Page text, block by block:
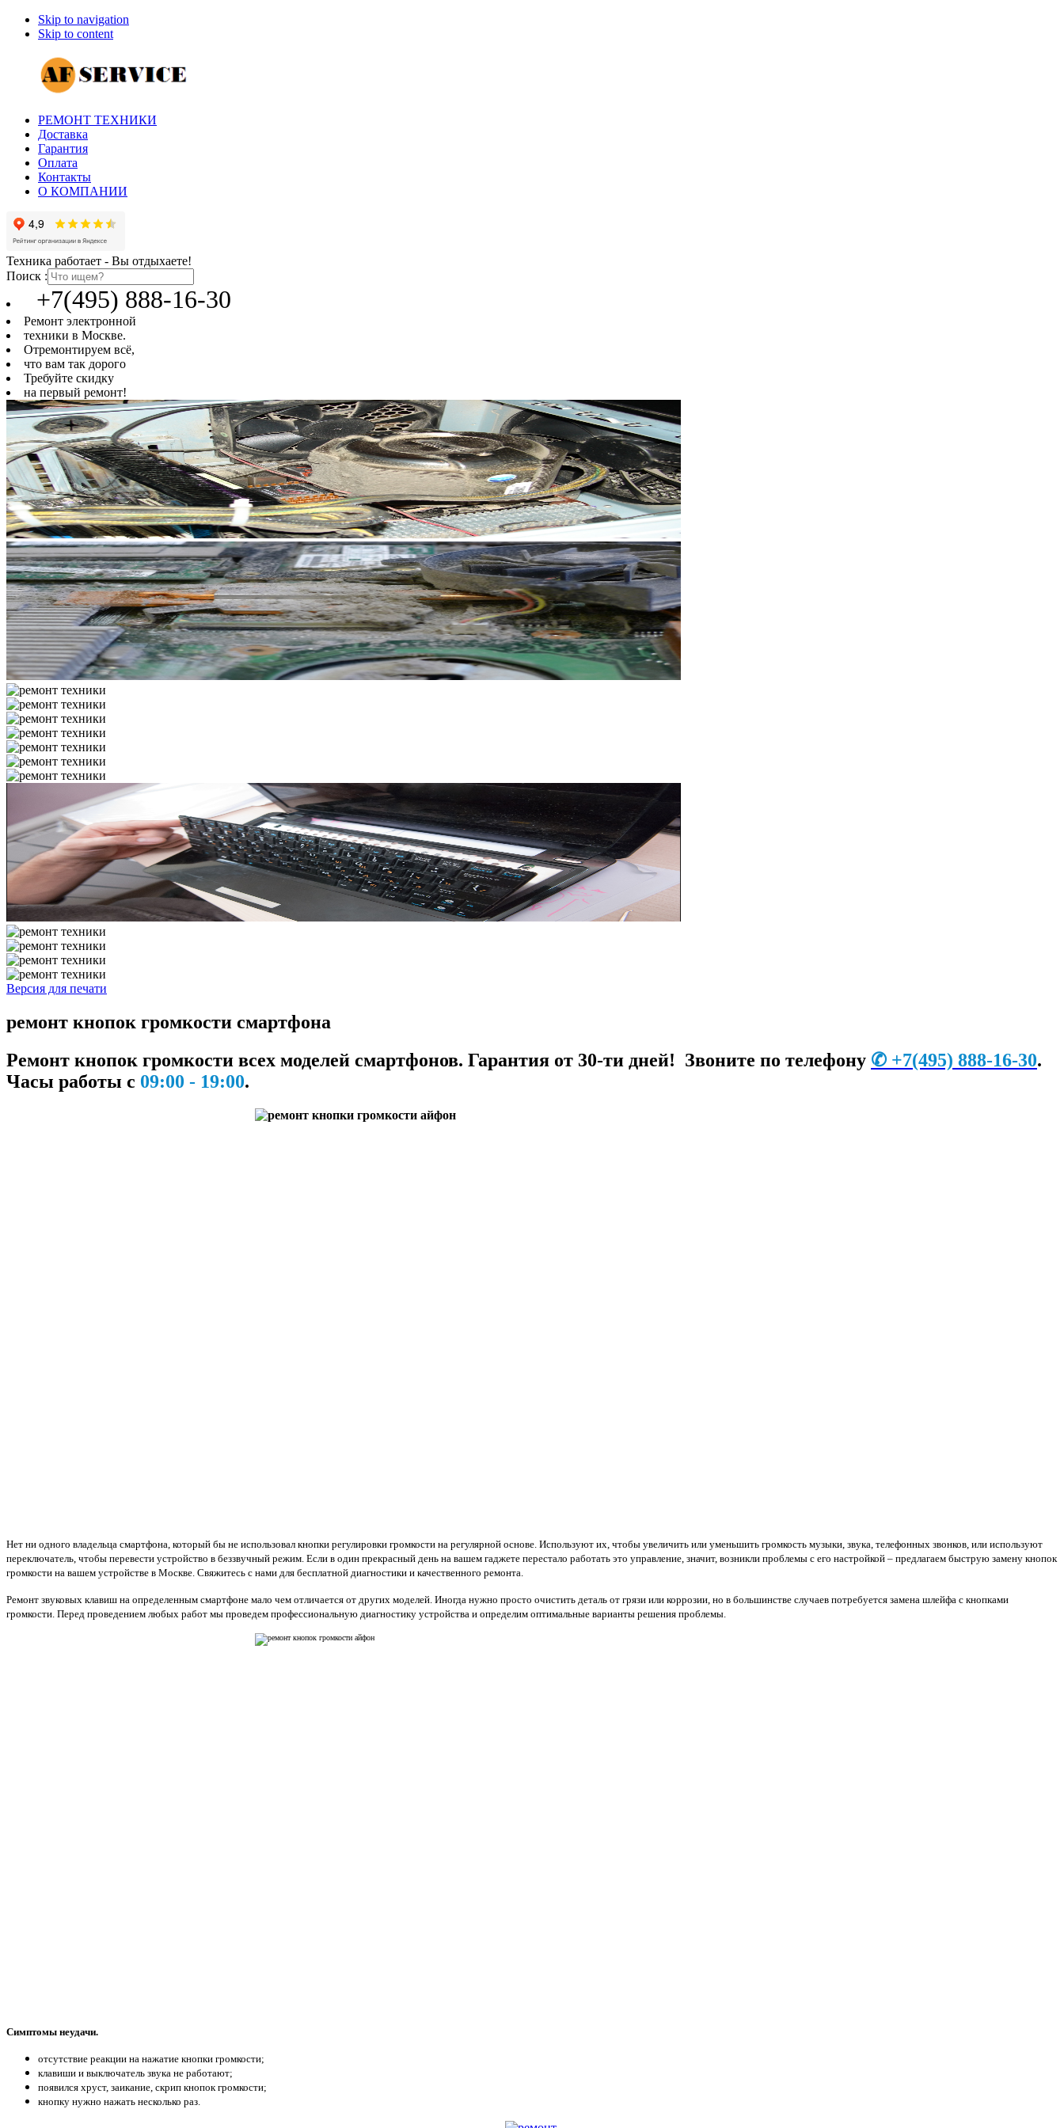
Skip to navigation
Skip to content
РЕМОНТ ТЕХНИКИ
Доставка
Гарантия
Оплата
Контакты
О КОМПАНИИ
Техника работает - Вы отдыхаете!
Поиск :
+7(495) 888-16-30
Ремонт электронной
техники в Москве.
Отремонтируем всё,
что вам так дорого
Требуйте скидку
на первый ремонт!
Версия для печати
ремонт кнопок громкости смартфона
Ремонт кнопок громкости всех моделей смартфонов. Гарантия от 30-ти дней! Звоните по телефону ✆ +7(495) 888-16-30.
Часы работы с 09:00 - 19:00.
Нет ни одного владельца смартфона, который бы не использовал кнопки регулировки громкости на регулярной основе. Используют их, чтобы увеличить или уменьшить громкость музыки, звука, телефонных звонков, или используют
переключатель, чтобы перевести устройство в беззвучный режим. Если в один прекрасный день на вашем гаджете перестало работать это управление, значит, возникли проблемы с его настройкой – предлагаем быструю замену кнопок
громкости на вашем устройстве в Москве. Свяжитесь с нами для бесплатной диагностики и качественного ремонта.
Ремонт звуковых клавиш на определенным смартфоне мало чем отличается от других моделей. Иногда нужно просто очистить деталь от грязи или коррозии, но в большинстве случаев потребуется замена шлейфа с кнопками
громкости. Перед проведением любых работ мы проведем профессиональную диагностику устройства и определим оптимальные варианты решения проблемы.
Симптомы неудачи.
отсутствие реакции на нажатие кнопки громкости;
клавиши и выключатель звука не работают;
появился хруст, заикание, скрип кнопок громкости;
кнопку нужно нажать несколько раз.